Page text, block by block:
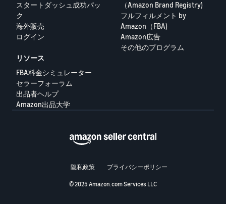
スタートダッシュ成功パッ
ク
海外販売
ログイン
（Amazon Brand Registry)
フルフィルメント by
Amazon（FBA)
Amazon広告
その他のプログラム
リソース
FBA料金シミュレーター
セラーフォーラム
出品者ヘルプ
Amazon出品大学
隐私政策 プライバシーポリシー
© 2025 Amazon.com Services LLC